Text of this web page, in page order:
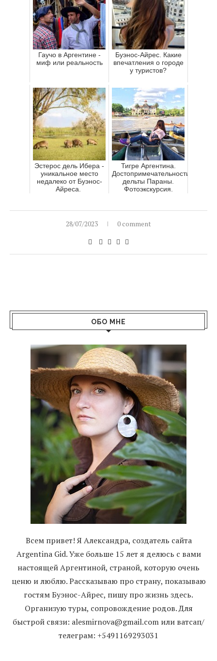
Гаучо в Аргентине -
миф или реальность
Буэнос-Айрес. Какие
впечатления о городе
у туристов?
Эстерос дель Ибера -
уникальное место
недалеко от Буэнос-
Айреса.
Тигре Аргентина.
Достопримечательности
дельты Параны.
Фотоэкскурсия.
28/07/2023 0 comment
ОБО МНЕ
Всем привет! Я Александра, создатель сайта
Argentina Gid. Уже больше 15 лет я делюсь с вами
настоящей Аргентиной, страной, которую очень
ценю и люблю. Рассказываю про страну, показываю
гостям Буэнос-Айрес, пишу про жизнь здесь.
Организую туры, сопровождение родов. Для
быстрой связи: alesmirnova@gmail.com или ватсап/
телеграм: +5491169293031